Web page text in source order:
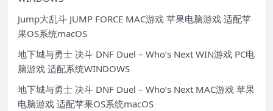
Jump大乱斗 JUMP FORCE MAC游戏 苹果电脑游戏 适配苹
果OS系统macOS
地下城与勇士 决斗 DNF Duel – Who’s Next WIN游戏 PC电
脑游戏 适配系统WINDOWS
地下城与勇士 决斗 DNF Duel – Who’s Next MAC游戏 苹果
电脑游戏 适配苹果OS系统macOS